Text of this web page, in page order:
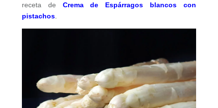
receta de Crema de Espárragos blancos con
pistachos.